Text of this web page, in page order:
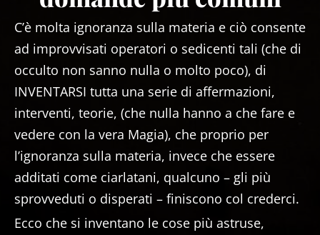
C’è molta ignoranza sulla materia e ciò consente
ad improvvisati operatori o sedicenti tali (che di
occulto non sanno nulla o molto poco), di
INVENTARSI tutta una serie di affermazioni,
interventi, teorie, (che nulla hanno a che fare e
vedere con la vera Magia), che proprio per
l’ignoranza sulla materia, invece che essere
additati come ciarlatani, qualcuno – gli più
sprovveduti o disperati – finiscono col crederci.
Ecco che si inventano le cose più astruse,